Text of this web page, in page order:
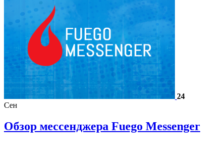
24
Сен
Обзор мессенджера Fuego Messenger